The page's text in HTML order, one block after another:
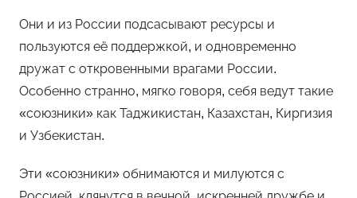
Они и из России подсасывают ресурсы и
пользуются её поддержкой, и одновременно
дружат с откровенными врагами России.
Особенно странно, мягко говоря, себя ведут такие
«союзники» как Таджикистан, Казахстан, Киргизия
и Узбекистан.
Эти «союзники» обнимаются и милуются с